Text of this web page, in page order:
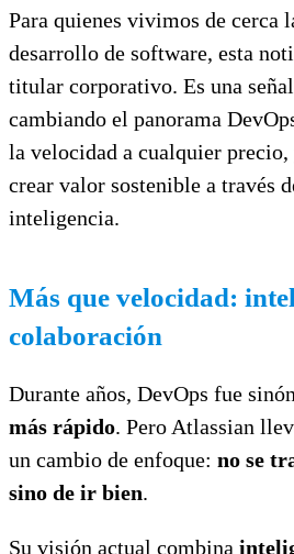
Para quienes vivimos de cerca
desarrollo de software, esta
titular corporativo. Es una
cambiando el panorama
la velocidad a cualquier precio,
crear valor sostenible a través
inteligencia.
Más que velocidad:
colaboración
Durante años, DevOps fue
más rápido. Pero Atlassian
un cambio de enfoque: no se
sino de ir bien.
Su visión actual combina